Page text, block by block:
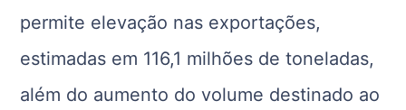
permite elevação nas exportações,
estimadas em 116,1 milhões de toneladas,
além do aumento do volume destinado ao